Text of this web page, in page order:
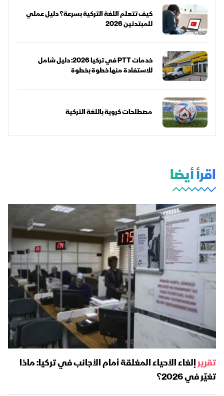
كيف تتعلم اللغة التركية بسرعة؟ دليل عملي
للمبتدئين 2026
خدمات PTT في تركيا 2026: دليل شامل
للاستفادة منها خطوة بخطوة
مصطلحات كروية باللغة التركية
اقرأ أيضا
تقريرإلغاء الأحياء المغلقة أمام الأجانب في تركيا: ماذا
تغيّر في 2026؟